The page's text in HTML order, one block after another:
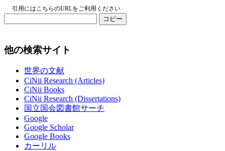
引用にはこちらのURLをご利用ください
コピー
他の検索サイト
世界の文献
CiNii Research (Articles)
CiNii Books
CiNii Research (Dissertations)
国立国会図書館サーチ
Google
Google Scholar
Google Books
カーリル